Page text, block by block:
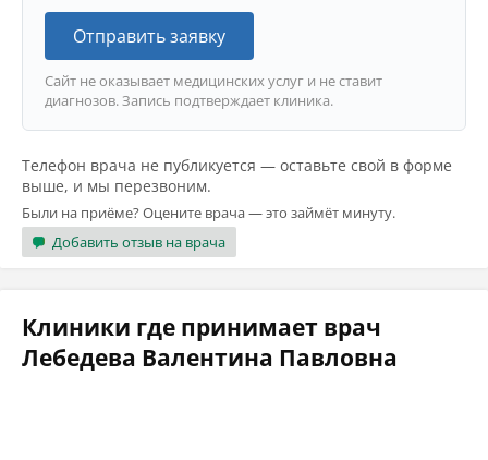
Отправить заявку
Сайт не оказывает медицинских услуг и не ставит
диагнозов. Запись подтверждает клиника.
Телефон врача не публикуется — оставьте свой в форме
выше, и мы перезвоним.
Были на приёме? Оцените врача — это займёт минуту.
Добавить отзыв на врача
Клиники где принимает врач
Лебедева Валентина Павловна